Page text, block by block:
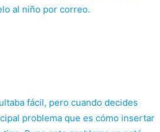
al niño por correo.
fácil, pero cuando decides
problema que es cómo insertar